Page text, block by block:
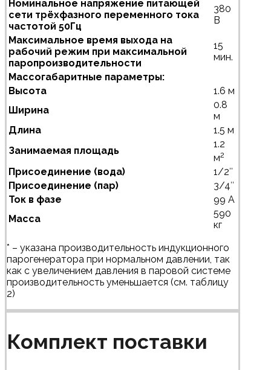
Номинальное напряжение питающей
сети трёхфазного переменного тока
частотой 50Гц
380
В
Максимальное время выхода на
рабочий режим при максимальной
паропроизводительности
15
мин.
Массогабаритные параметры:
Высота
1.6 м
Ширина
0.8
м
Длина
1.5 м
Занимаемая площадь
1.2
м2
Присоединение (вода)
1/2″
Присоединение (пар)
3/4″
Ток в фазе
99 A
Масса
590
кг
* – указана производительность индукционного
парогенератора при нормальном давлении, так
как с увеличением давления в паровой системе
производительность уменьшается (см. таблицу
2)
Комплект поставки